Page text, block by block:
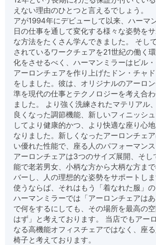
えない理由のひとつと言えるでしょう。
アが1994年にデビューして以来、ハーマ
日の仕事を通して変化する様々な姿勢を
な方法をたくさん学んできました。
そし
されているワークチェアを21世紀の働く
化をさせるべく、ハーマンミラーはビル
アーロンチェアを作り上げた ドン・チャ
をしました。彼は、オリジナルのアーロ
準を現代の仕事とテクノロジーを考え合
ました。
より強く洗練されたマテリアル
良くなった調節機能、新しいフィニッシ
してより健康的かつ、より快適な座り心
なりました。新しくなったアーロンチェ
い優れた性能で、座る人のパフォーマンス
アーロンチェアは3つのサイズ展開、そし
能で老若男女、小柄な方から大柄な方ま
バーし、人の理想的な姿勢をサポートし
使うならば、それはもう
「着なれた服」
ハーマンミラーでは「アーロンチェアは
で何をするにしても、その場所を最高の
はず」と考えております。 当店でもアー
なる高機能オフィスチェアではなく、座
椅子と考えております。